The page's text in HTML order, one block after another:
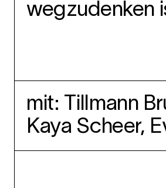
wegzudenken
mit: Tillmann
Kaya Scheer,